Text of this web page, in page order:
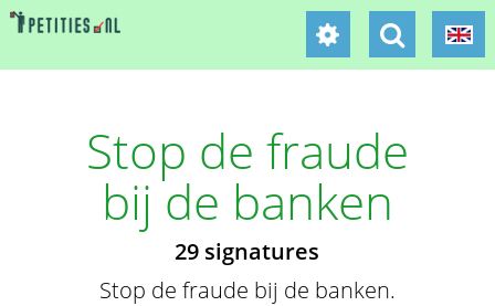
Stop de fraude
bij de banken
29 signatures
Stop de fraude bij de banken.